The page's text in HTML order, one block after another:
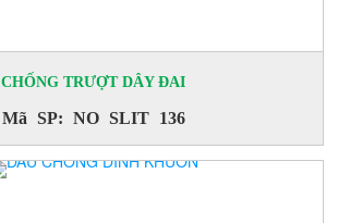
CHỐNG TRƯỢT DÂY ĐAI
Mã SP: NO SLIT 136